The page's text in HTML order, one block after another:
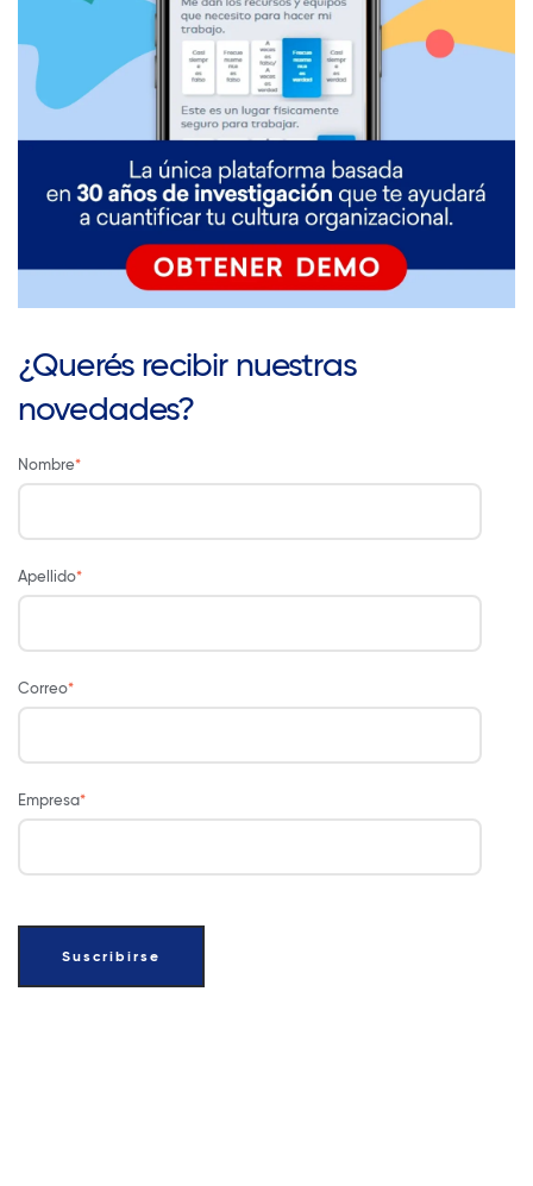
¿Querés recibir nuestras
novedades?
Nombre*
Apellido*
Correo*
Empresa*